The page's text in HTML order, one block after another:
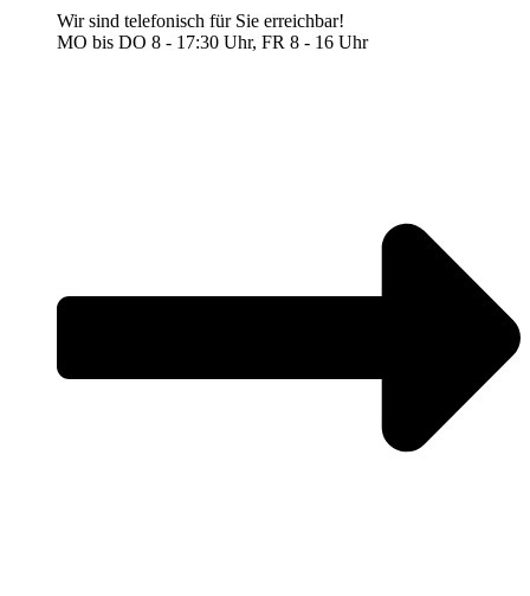
Wir sind telefonisch für Sie erreichbar!
MO bis DO 8 - 17:30 Uhr, FR 8 - 16 Uhr